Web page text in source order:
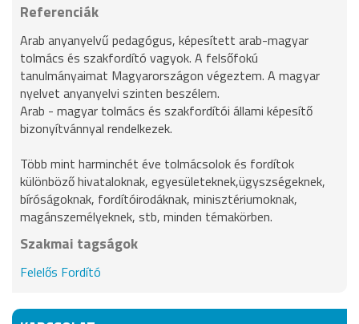
Referenciák
Arab anyanyelvű pedagógus, képesített arab-magyar
tolmács és szakfordító vagyok. A felsőfokú
tanulmányaimat Magyarországon végeztem. A magyar
nyelvet anyanyelvi szinten beszélem.
Arab - magyar tolmács és szakfordítói állami képesítő
bizonyítvánnyal rendelkezek.
Több mint harminchét éve tolmácsolok és fordítok
különböző hivataloknak, egyesületeknek,ügyszségeknek,
bíróságoknak, fordítóirodáknak, minisztériumoknak,
magánszemélyeknek, stb, minden témakörben.
Szakmai tagságok
Felelős Fordító